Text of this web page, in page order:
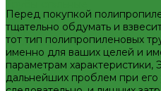
Фитинги резьбовые
Бочата
Заглушки
Контргайки
Крестовины
Муфты
Перед покупкой
тщательно обдумать и
тот тип полипропиленовых
именно для ваших целей и
параметрам
дальнейших проблем при его